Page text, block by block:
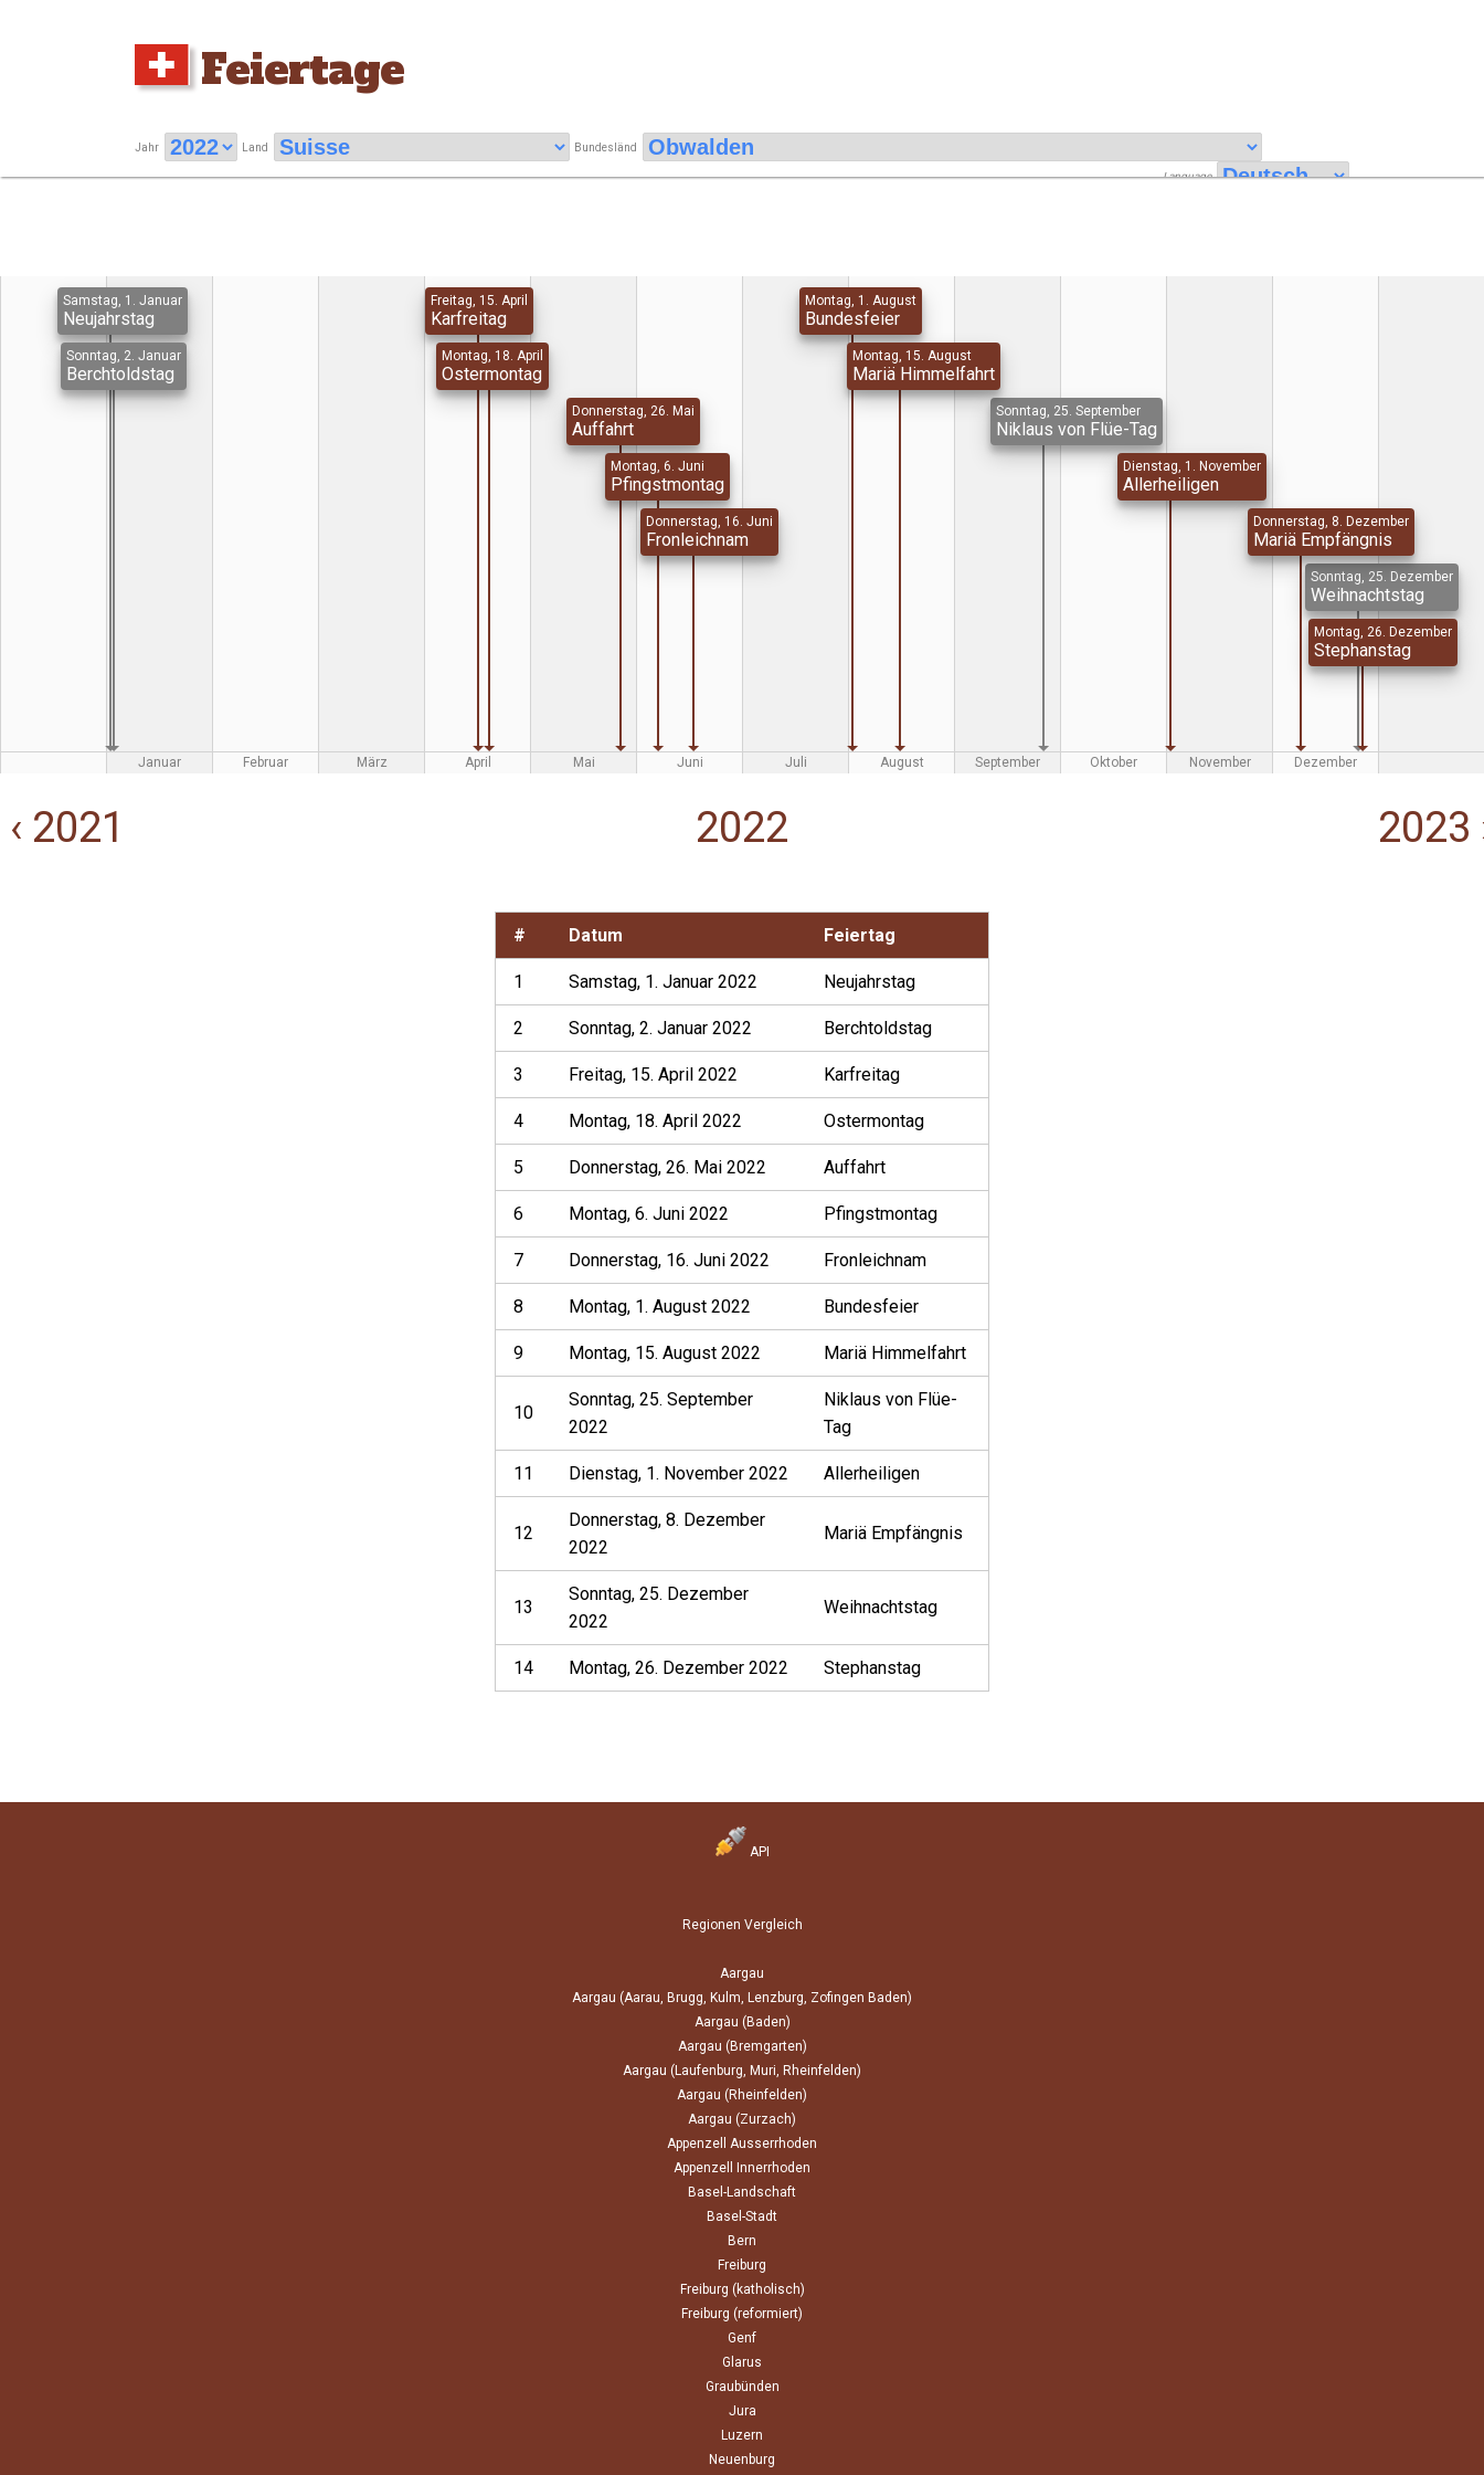
Feiertage
Jahr Land Bundesländ
Language
Samstag, 1. Januar
Neujahrstag
Sonntag, 2. Januar
Berchtoldstag
Freitag, 15. April
Karfreitag
Montag, 18. April
Ostermontag
Donnerstag, 26. Mai
Auffahrt
Montag, 6. Juni
Pfingstmontag
Donnerstag, 16. Juni
Fronleichnam
Montag, 1. August
Bundesfeier
Montag, 15. August
Mariä Himmelfahrt
Sonntag, 25. September
Niklaus von Flüe-Tag
Dienstag, 1. November
Allerheiligen
Donnerstag, 8. Dezember
Mariä Empfängnis
Sonntag, 25. Dezember
Weihnachtstag
Montag, 26. Dezember
Stephanstag
Januar Februar März April Mai Juni Juli August September Oktober November Dezember
‹ 2021 2022 2023
# Datum Feiertag
1 Samstag, 1. Januar 2022 Neujahrstag
2 Sonntag, 2. Januar 2022 Berchtoldstag
3 Freitag, 15. April 2022 Karfreitag
4 Montag, 18. April 2022 Ostermontag
5 Donnerstag, 26. Mai 2022 Auffahrt
6 Montag, 6. Juni 2022 Pfingstmontag
7 Donnerstag, 16. Juni 2022 Fronleichnam
8 Montag, 1. August 2022 Bundesfeier
9 Montag, 15. August 2022 Mariä Himmelfahrt
10
Sonntag, 25. September
2022
Niklaus von Flüe-
Tag
11 Dienstag, 1. November 2022 Allerheiligen
12
Donnerstag, 8. Dezember
2022
Mariä Empfängnis
13
Sonntag, 25. Dezember
2022
Weihnachtstag
14 Montag, 26. Dezember 2022 Stephanstag
API
Regionen Vergleich
Aargau
Aargau (Aarau, Brugg, Kulm, Lenzburg, Zofingen Baden)
Aargau (Baden)
Aargau (Bremgarten)
Aargau (Laufenburg, Muri, Rheinfelden)
Aargau (Rheinfelden)
Aargau (Zurzach)
Appenzell Ausserrhoden
Appenzell Innerrhoden
Basel-Landschaft
Basel-Stadt
Bern
Freiburg
Freiburg (katholisch)
Freiburg (reformiert)
Genf
Glarus
Graubünden
Jura
Luzern
Neuenburg